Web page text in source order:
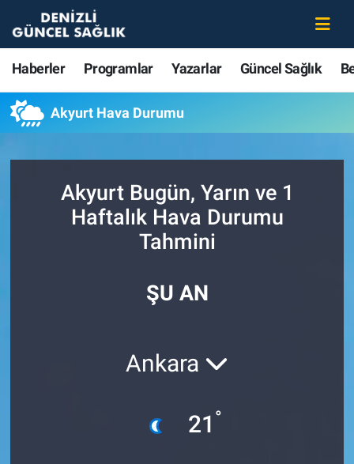
Haberler Programlar Yazarlar Güncel Sağlık
Akyurt Hava Durumu
Akyurt Bugün, Yarın ve 1
Haftalık Hava Durumu
Tahmini
ŞU AN
Ankara
21 °
Haberler
Güncel Sağlık
Beslenme
Merkezefendi Nöbetçi Eczaneler
Süper Lig Puan Durumu ve Fikstür
Tüm Manşetler